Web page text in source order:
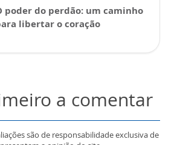
poder do perdão: um caminho
libertar o coração
a comentar
são de responsabilidade exclusiva de